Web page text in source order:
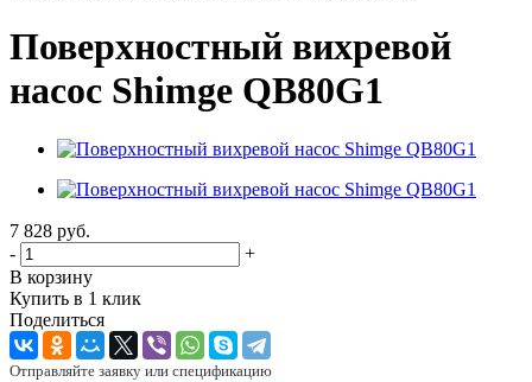
Поверхностный вихревой
насос Shimge QB80G1
7 828 руб.
-
+
В корзину
Купить в 1 клик
Поделиться
Отправляйте заявку или спецификацию